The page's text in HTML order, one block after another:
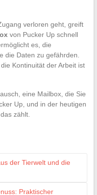
verloren geht, greift
von Pucker Up schnell
es, die
die Daten zu gefährden.
Kontinuität der Arbeit ist
eine Mailbox, die Sie
Up, und in der heutigen
zählt.
der Tierwelt und die
Praktischer